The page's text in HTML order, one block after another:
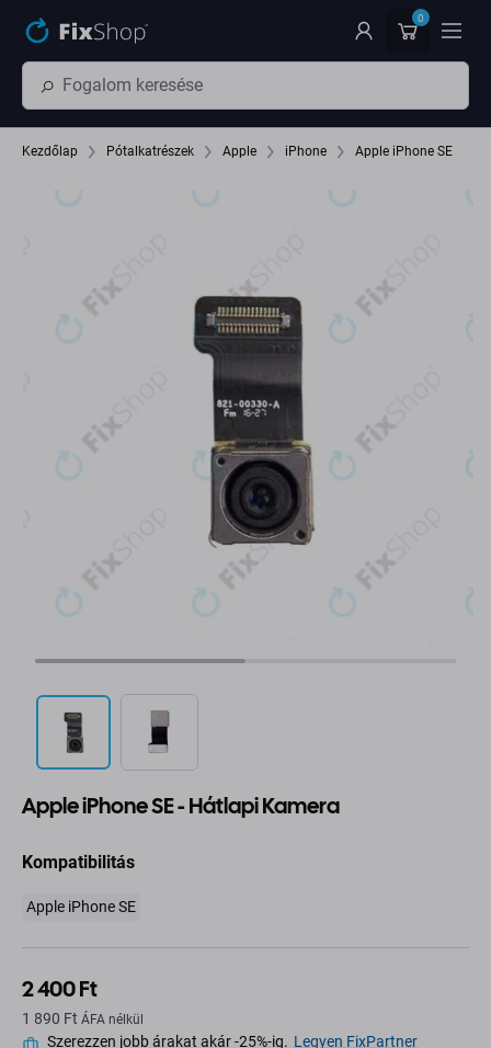
0
Kezdőlap Pótalkatrészek Apple iPhone Apple iPhone SE
Apple iPhone SE - Hátlapi Kamera
Kompatibilitás
Apple iPhone SE
2 400 Ft
1 890 Ft ÁFA nélkül
Szerezzen jobb árakat akár -25%-ig. Legyen FixPartner